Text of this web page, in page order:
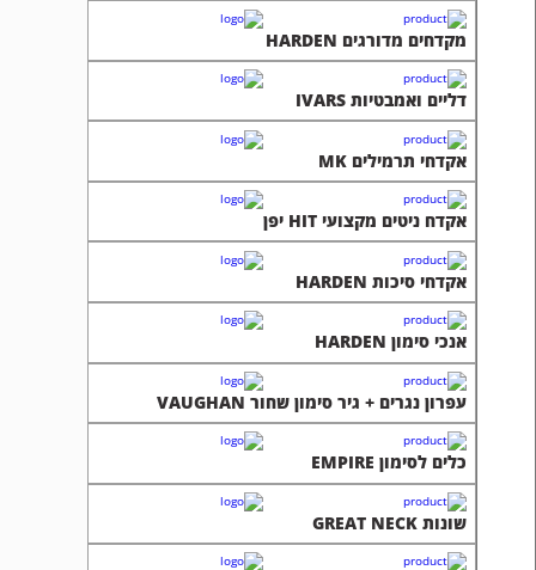
מקדחים מדורגים HARDEN
דליים ואמבטיות IVARS
אקדחי תרמילים MK
אקדח ניטים מקצועי HIT יפן
אקדחי סיכות HARDEN
אנכי סימון HARDEN
עפרון נגרים + גיר סימון שחור VAUGHAN
כלים לסימון EMPIRE
שונות GREAT NECK